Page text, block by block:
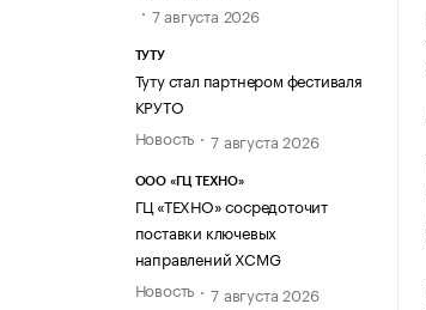
7 августа 2026
ТУТУ
Туту стал партнером фестиваля
КРУТО
Новость
7 августа 2026
ООО «ГЦ ТЕХНО»
ГЦ «ТЕХНО» сосредоточит
поставки ключевых
направлений XCMG
Новость
7 августа 2026